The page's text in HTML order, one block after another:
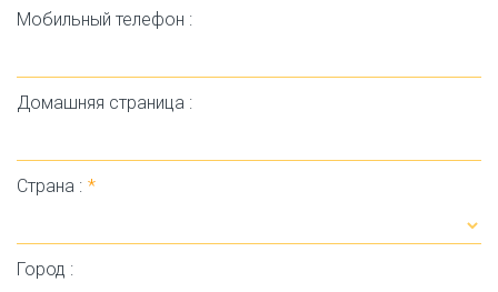
Мобильный телефон :
Домашняя страница :
Страна : *
Город :